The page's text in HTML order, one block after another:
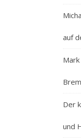
auf
Der
und